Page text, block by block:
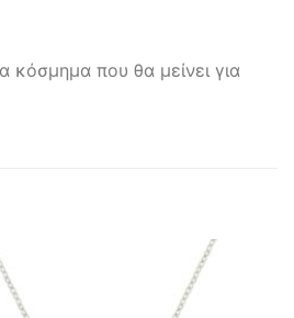
κόσμημα που θα μείνει για